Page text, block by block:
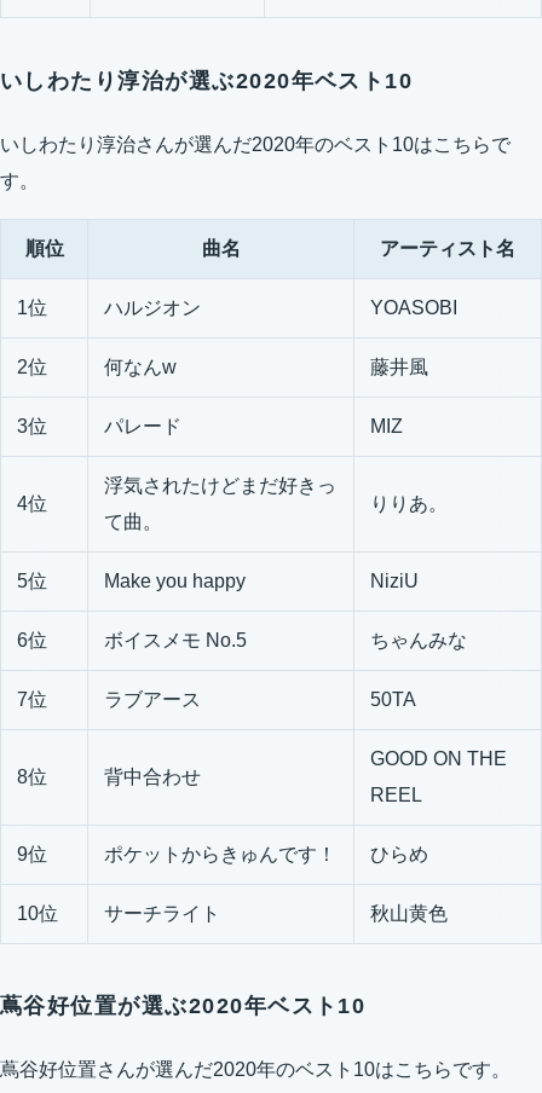
いしわたり淳治が選ぶ2020年ベスト10
いしわたり淳治さんが選んだ2020年のベスト10はこちらで
す。
順位 曲名 アーティスト名
1位 ハルジオン YOASOBI
2位 何なんw 藤井風
3位 パレード MIZ
4位
浮気されたけどまだ好きっ
て曲。
りりあ。
5位 Make you happy NiziU
6位 ボイスメモ No.5 ちゃんみな
7位 ラブアース 50TA
8位 背中合わせ
GOOD ON THE
REEL
9位 ポケットからきゅんです！ ひらめ
10位 サーチライト 秋山黄色
蔦谷好位置が選ぶ2020年ベスト10
蔦谷好位置さんが選んだ2020年のベスト10はこちらです。